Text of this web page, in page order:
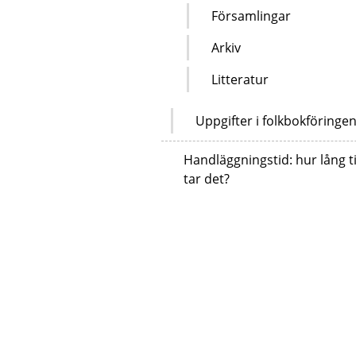
Församlingar
Arkiv
Litteratur
Uppgifter i folkbokföringen
Handläggningstid: hur lång
tar det?